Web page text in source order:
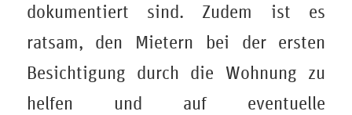
dokumentiert sind. Zudem ist es
ratsam, den Mietern bei der ersten
Besichtigung durch die Wohnung zu
helfen und auf eventuelle